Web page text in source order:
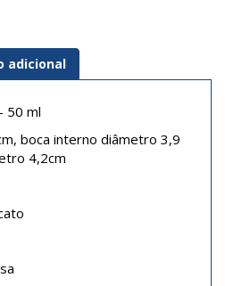
adicional
50 ml
boca interno diâmetro 3,9
4,2cm